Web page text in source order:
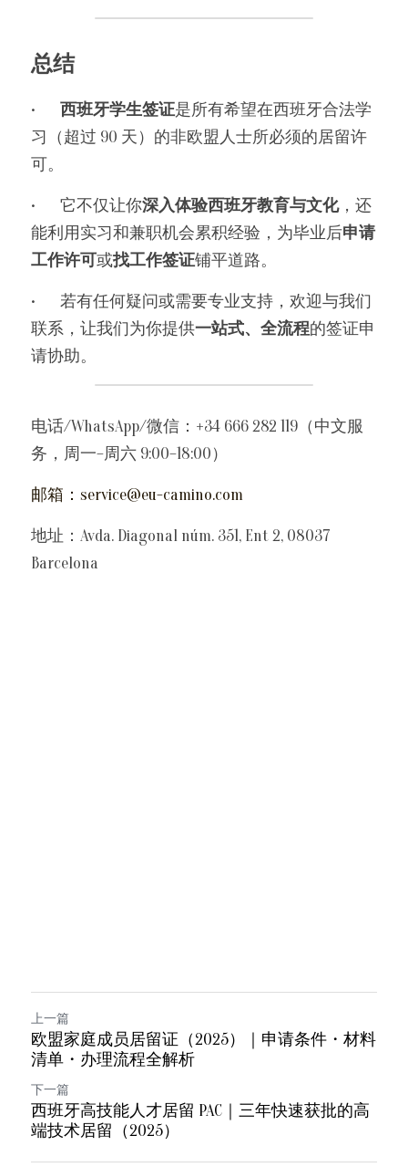
总结
西班牙学生签证是所有希望在西班牙合法学
习（超过 90 天）的非欧盟人士所必须的居留许
可。
•	它不仅让你深入体验西班牙教育与文化，还
能利用实习和兼职机会累积经验，为毕业后申请
工作许可或找工作签证铺平道路。
•	若有任何疑问或需要专业支持，欢迎与我们
联系，让我们为你提供一站式、全流程的签证申
请协助。
电话/WhatsApp/微信：+34 666 282 119（中文服
务，周一–周六 9:00–18:00）
邮箱： service@eu-camino.com
地址：Avda. Diagonal núm. 351, Ent 2, 08037
Barcelona
上一篇
欧盟家庭成员居留证（2025）｜申请条件・材料
清单・办理流程全解析
下一篇
西班牙高技能人才居留 PAC｜三年快速获批的高
端技术居留（2025）